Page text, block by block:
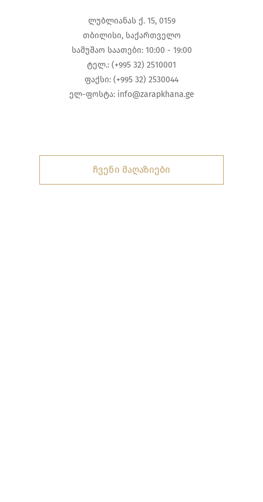
ლუბლიანას ქ. 15, 0159
თბილისი, საქართველო
სამუშაო საათები: 10:00 - 19:00
ტელ.: (+995 32) 2510001
ფაქსი: (+995 32) 2530044
ელ-ფოსტა: info@zarapkhana.ge
ჩვენი მაღაზიები